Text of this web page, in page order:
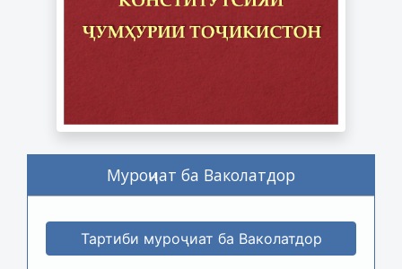
Муроҷиат ба Ваколатдор
Тартиби муроҷиат ба Ваколатдор